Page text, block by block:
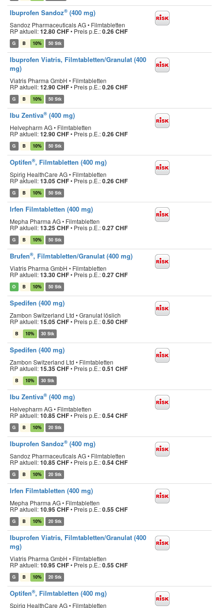
Ibuprofen Sandoz® (400 mg)
Sandoz Pharmaceuticals AG • Filmtabletten
RP aktuell:12.80 CHF• Preis p.E.:0.26 CHF
G B 10% 50 Stk
Ibuprofen Viatris, Filmtabletten/Granulat (400
mg)
Viatris Pharma GmbH • Filmtabletten
RP aktuell:12.90 CHF• Preis p.E.:0.26 CHF
G B 10% 50 Stk
Ibu Zentiva® (400 mg)
Helvepharm AG • Filmtabletten
RP aktuell:12.90 CHF• Preis p.E.:0.26 CHF
G B 10% 50 Stk
Optifen®, Filmtabletten (400 mg)
Spirig HealthCare AG • Filmtabletten
RP aktuell:13.05 CHF• Preis p.E.:0.26 CHF
G B 10% 50 Stk
Irfen Filmtabletten (400 mg)
Mepha Pharma AG • Filmtabletten
RP aktuell:13.25 CHF• Preis p.E.:0.27 CHF
G B 10% 50 Stk
Brufen®, Filmtabletten/Granulat (400 mg)
Viatris Pharma GmbH • Filmtabletten
RP aktuell:13.30 CHF• Preis p.E.:0.27 CHF
O B 10% 50 Stk
Spedifen (400 mg)
Zambon Switzerland Ltd • Granulat löslich
RP aktuell:15.05 CHF• Preis p.E.:0.50 CHF
B 10% 30 Stk
Spedifen (400 mg)
Zambon Switzerland Ltd • Filmtabletten
RP aktuell:15.35 CHF• Preis p.E.:0.51 CHF
B 10% 30 Stk
Ibu Zentiva® (400 mg)
Helvepharm AG • Filmtabletten
RP aktuell:10.85 CHF• Preis p.E.:0.54 CHF
G B 10% 20 Stk
Ibuprofen Sandoz® (400 mg)
Sandoz Pharmaceuticals AG • Filmtabletten
RP aktuell:10.85 CHF• Preis p.E.:0.54 CHF
G B 10% 20 Stk
Irfen Filmtabletten (400 mg)
Mepha Pharma AG • Filmtabletten
RP aktuell:10.95 CHF• Preis p.E.:0.55 CHF
G B 10% 20 Stk
Ibuprofen Viatris, Filmtabletten/Granulat (400
mg)
Viatris Pharma GmbH • Filmtabletten
RP aktuell:10.95 CHF• Preis p.E.:0.55 CHF
G B 10% 20 Stk
Optifen®, Filmtabletten (400 mg)
Spirig HealthCare AG • Filmtabletten